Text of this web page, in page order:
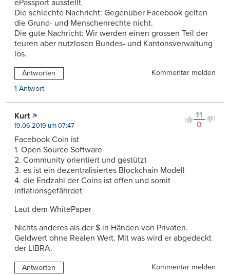
ePassport ausstellt.
Die schlechte Nachricht: Gegenüber Facebook gelten
die Grund- und Menschenrechte nicht.
Die gute Nachricht: Wir werden einen grossen Teil der
teuren aber nutzlosen Bundes- und Kantonsverwaltung
los.
Antworten
Kommentar melden
1 Antwort
11
0
Kurt
19.06.2019 um 07:47
Facebook Coin ist
1. Open Source Software
2. Community orientiert und gestützt
3. es ist ein dezentralisiertes Blockchain Modell
4. die Endzahl der Coins ist offen und somit
inflationsgefährdet
Laut dem WhitePaper
Nichts anderes als der $ in Händen von Privaten.
Geldwert ohne Realen Wert. Mit was wird er abgedeckt
der LIBRA.
Antworten
Kommentar melden